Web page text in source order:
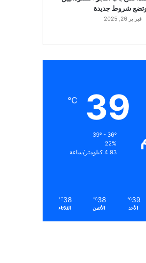
شروط جديدة
فبراير 26, 2025
39
℃
22%
4.93 كيلومتر/ساعة
39
℃
الأحد
38
℃
الأثنين
38
℃
الثلاثاء